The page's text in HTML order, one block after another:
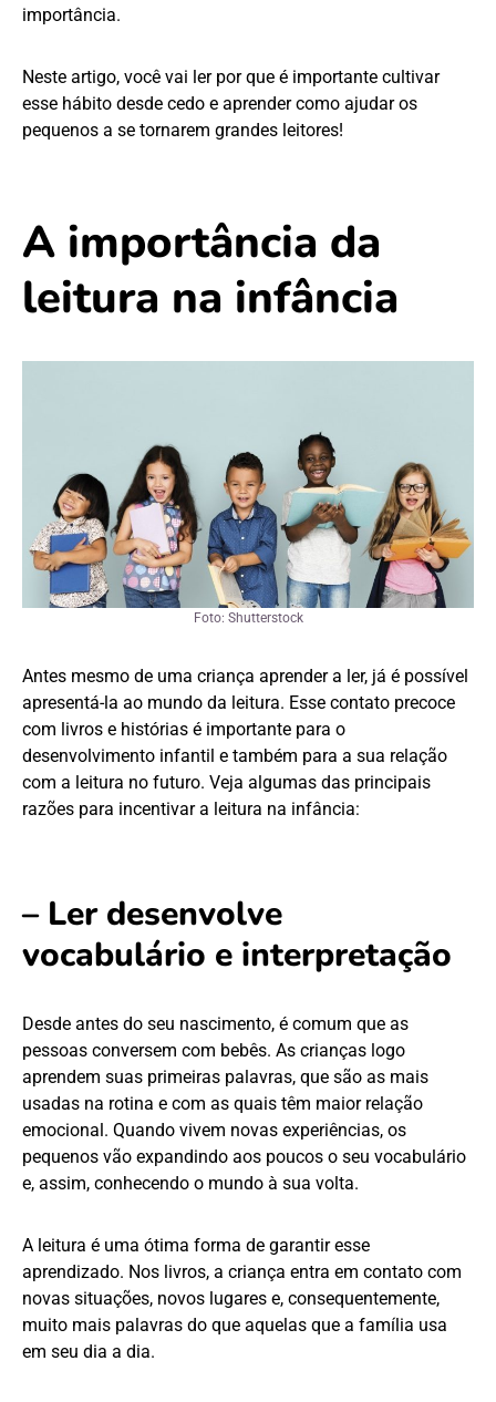
importância.
Neste artigo, você vai ler por que é importante cultivar
esse hábito desde cedo e aprender como ajudar os
pequenos a se tornarem grandes leitores!
A importância da
leitura na infância
Foto: Shutterstock
Antes mesmo de uma criança aprender a ler, já é possível
apresentá-la ao mundo da leitura. Esse contato precoce
com livros e histórias é importante para o
desenvolvimento infantil e também para a sua relação
com a leitura no futuro. Veja algumas das principais
razões para incentivar a leitura na infância:
– Ler desenvolve
vocabulário e interpretação
Desde antes do seu nascimento, é comum que as
pessoas conversem com bebês. As crianças logo
aprendem suas primeiras palavras, que são as mais
usadas na rotina e com as quais têm maior relação
emocional. Quando vivem novas experiências, os
pequenos vão expandindo aos poucos o seu vocabulário
e, assim, conhecendo o mundo à sua volta.
A leitura é uma ótima forma de garantir esse
aprendizado. Nos livros, a criança entra em contato com
novas situações, novos lugares e, consequentemente,
muito mais palavras do que aquelas que a família usa
em seu dia a dia.